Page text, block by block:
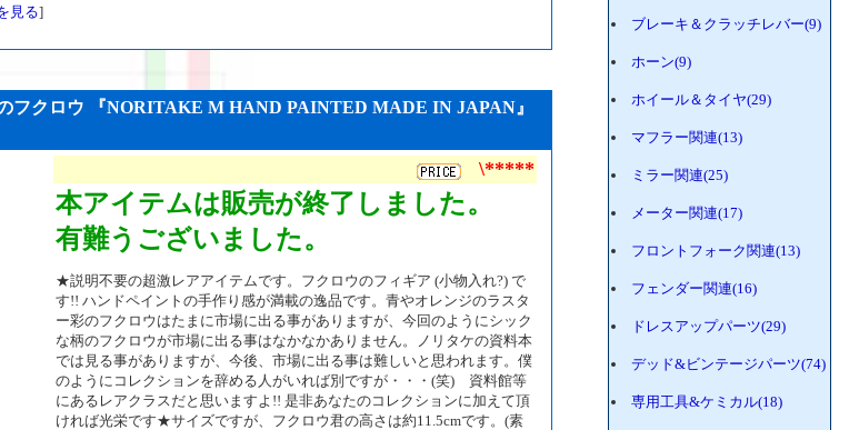
見る]
フクロウ 『NORITAKE M HAND PAINTED MADE IN JAPAN』
\*****
本アイテムは販売が終了しました。
有難うございました。
★説明不要の超激レアアイテムです。フクロウのフィギア (小物入れ?) で
す!! ハンドペイントの手作り感が満載の逸品です。青やオレンジのラスタ
ー彩のフクロウはたまに市場に出る事がありますが、今回のようにシック
な柄のフクロウが市場に出る事はなかなかありません。ノリタケの資料本
では見る事がありますが、今後、市場に出る事は難しいと思われます。僕
のようにコレクションを辞める人がいれば別ですが・・・(笑) 資料館等
にあるレアクラスだと思いますよ!! 是非あなたのコレクションに加えて頂
ければ光栄です★サイズですが、フクロウ君の高さは約11.5cmです。(素
ブレーキ＆クラッチレバー(9)
ホーン(9)
ホイール＆タイヤ(29)
マフラー関連(13)
ミラー関連(25)
メーター関連(17)
フロントフォーク関連(13)
フェンダー関連(16)
ドレスアップパーツ(29)
デッド&ビンテージパーツ(74)
専用工具&ケミカル(18)